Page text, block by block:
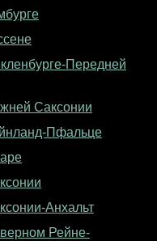
Передней
Саксонии
Пфальце
Анхальт
Рейне-